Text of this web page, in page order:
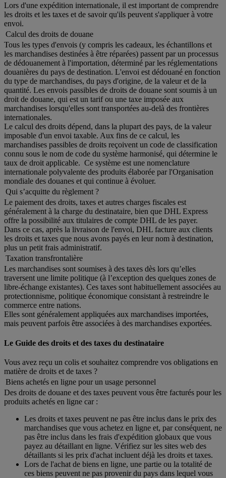
Lors d'une expédition internationale, il est important de comprendre
les droits et les taxes et de savoir qu'ils peuvent s'appliquer à votre
envoi.
Calcul des droits de douane
Tous les types d'envois (y compris les cadeaux, les échantillons et
les marchandises destinées à être réparées) passent par un processus
de dédouanement à l'importation, déterminé par les réglementations
douanières du pays de destination. L'envoi est dédouané en fonction
du type de marchandises, du pays d'origine, de la valeur et de la
quantité. Les envois passibles de droits de douane sont soumis à un
droit de douane, qui est un tarif ou une taxe imposée aux
marchandises lorsqu'elles sont transportées au-delà des frontières
internationales.
Le calcul des droits dépend, dans la plupart des pays, de la valeur
imposable d'un envoi taxable. Aux fins de ce calcul, les
marchandises passibles de droits reçoivent un code de classification
connu sous le nom de code du système harmonisé, qui détermine le
taux de droit applicable. Ce système est une nomenclature
internationale polyvalente des produits élaborée par l'Organisation
mondiale des douanes et qui continue à évoluer.
Qui s’acquitte du règlement ?
Le paiement des droits, taxes et autres charges fiscales est
généralement à la charge du destinataire, bien que DHL Express
offre la possibilité aux titulaires de compte DHL de les payer.
Dans ce cas, après la livraison de l'envoi, DHL facture aux clients
les droits et taxes que nous avons payés en leur nom à destination,
plus un petit frais administratif.
Taxation transfrontalière
Les marchandises sont soumises à des taxes dès lors qu’elles
traversent une limite politique (à l’exception des quelques zones de
libre-échange existantes). Ces taxes sont habituellement associées au
protectionnisme, politique économique consistant à restreindre le
commerce entre nations.
Elles sont généralement appliquées aux marchandises importées,
mais peuvent parfois être associées à des marchandises exportées.
Le Guide des droits et des taxes du destinataire
Vous avez reçu un colis et souhaitez comprendre vos obligations en
matière de droits et de taxes ?
Biens achetés en ligne pour un usage personnel
Des droits de douane et des taxes peuvent vous être facturés pour les
produits achetés en ligne car :
Les droits et taxes peuvent ne pas être inclus dans le prix des
marchandises que vous achetez en ligne et, par conséquent, ne
pas être inclus dans les frais d'expédition globaux que vous
payez au détaillant en ligne. Vérifiez sur les sites web des
détaillants si les prix d'achat incluent déjà les droits et taxes.
Lors de l'achat de biens en ligne, une partie ou la totalité de
ces biens peuvent ne pas provenir du pays dans lequel vous